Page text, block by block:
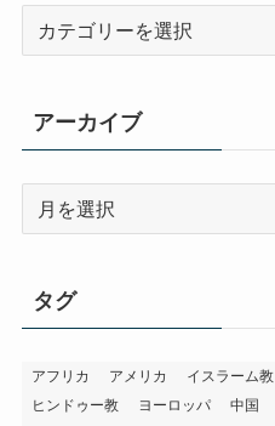
リ
ー
アーカイブ
ブ
タグ
アフリカ アメリカ イスラーム教
ヒンドゥー教
ヨーロッパ 中国